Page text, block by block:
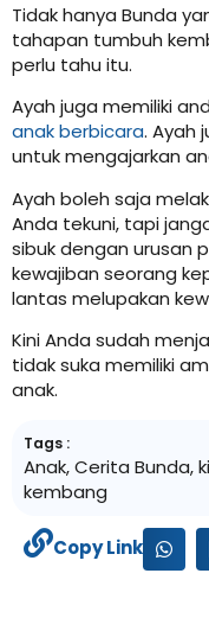
Copy Link
Tidak hanya Bunda
tahapan tumbuh
perlu tahu itu.
Ayah juga memiliki
anak berbicara. Ayah
untuk mengajarkan
Ayah boleh saja
Anda tekuni, tapi
sibuk dengan urusan
kewajiban seorang
lantas melupakan
Kini Anda sudah
tidak suka memiliki
anak.
Tags :
Anak,Cerita Bunda,
kembang